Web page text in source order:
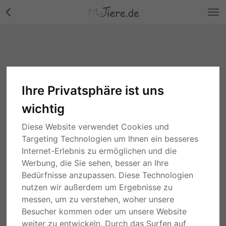
Ihre Privatsphäre ist uns
wichtig
Diese Website verwendet Cookies und
Targeting Technologien um Ihnen ein besseres
Internet-Erlebnis zu ermöglichen und die
Werbung, die Sie sehen, besser an Ihre
Bedürfnisse anzupassen. Diese Technologien
nutzen wir außerdem um Ergebnisse zu
messen, um zu verstehen, woher unsere
Besucher kommen oder um unsere Website
weiter zu entwickeln. Durch das Surfen auf
Rassekatzen
Meine coon Jungtier - Katze
Hessen 1 Stunde
PRIVAT JUNGTIER
Polly und Luna, Europ. Kurzhaar - Kater
Bayern